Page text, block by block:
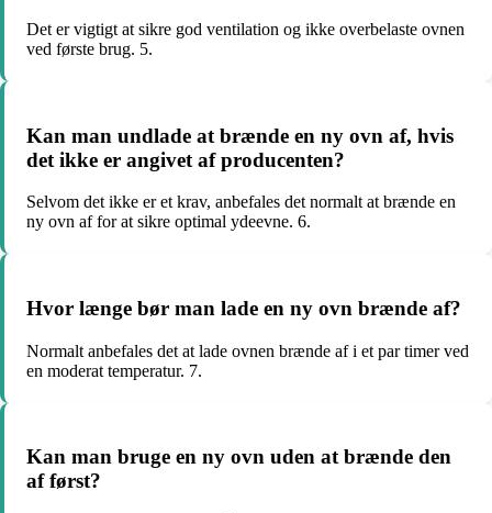
Det er vigtigt at sikre god ventilation og ikke overbelaste ovnen
ved første brug. 5.
Kan man undlade at brænde en ny ovn af, hvis
det ikke er angivet af producenten?
Selvom det ikke er et krav, anbefales det normalt at brænde en
ny ovn af for at sikre optimal ydeevne. 6.
Hvor længe bør man lade en ny ovn brænde af?
Normalt anbefales det at lade ovnen brænde af i et par timer ved
en moderat temperatur. 7.
Kan man bruge en ny ovn uden at brænde den
af først?